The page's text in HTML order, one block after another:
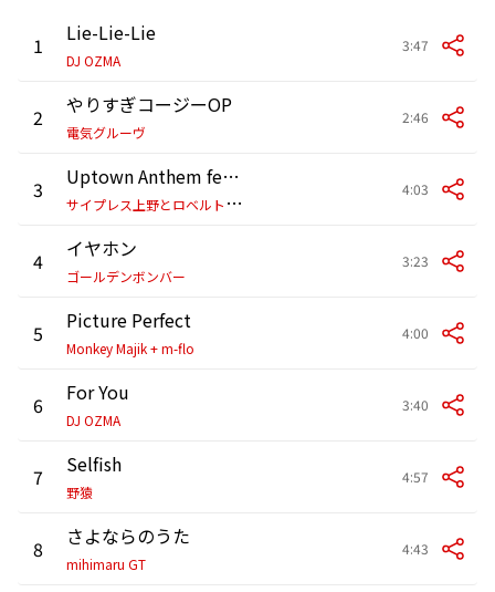
1 Lie-Lie-Lie
DJ OZMA
3:47
2 やりすぎコージーOP
電気グルーヴ
2:46
3
Uptown Anthem feat. 碧棺左馬刻(from「ヒプノシスマイク -Division Rap Battle-」)
サ
イプレス上野とロベルト吉野
4:03
4 イヤホン
ゴールデンボンバー
3:23
5 Picture Perfect
Monkey Majik + m-flo
4:00
6 For You
DJ OZMA
3:40
7 Selfish
野猿
4:57
8 さよならのうた
mihimaru GT
4:43